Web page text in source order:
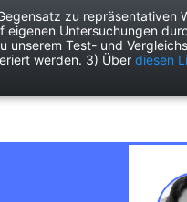
Freizeit Garten
zu repräsentativen
Untersuchungen
unserem Test- und
werden. 3) Überdiesen